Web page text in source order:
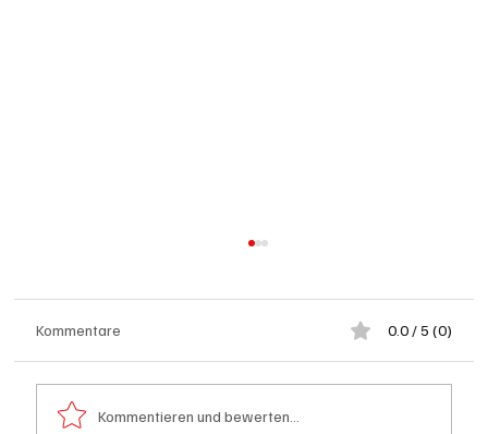
Kommentare 0.0 / 5 (0)
Kommentieren und bewerten...